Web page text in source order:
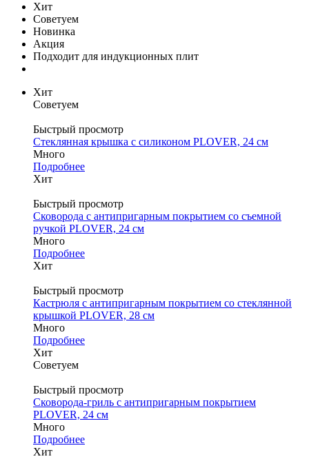
Хит
Советуем
Новинка
Акция
Подходит для индукционных плит
Хит
Советуем
Быстрый просмотр
Стеклянная крышка с силиконом PLOVER, 24 см
Много
Подробнее
Хит
Быстрый просмотр
Сковорода с антипригарным покрытием со съемной
ручкой PLOVER, 24 см
Много
Подробнее
Хит
Быстрый просмотр
Кастрюля с антипригарным покрытием со стеклянной
крышкой PLOVER, 28 см
Много
Подробнее
Хит
Советуем
Быстрый просмотр
Сковорода-гриль с антипригарным покрытием
PLOVER, 24 см
Много
Подробнее
Хит